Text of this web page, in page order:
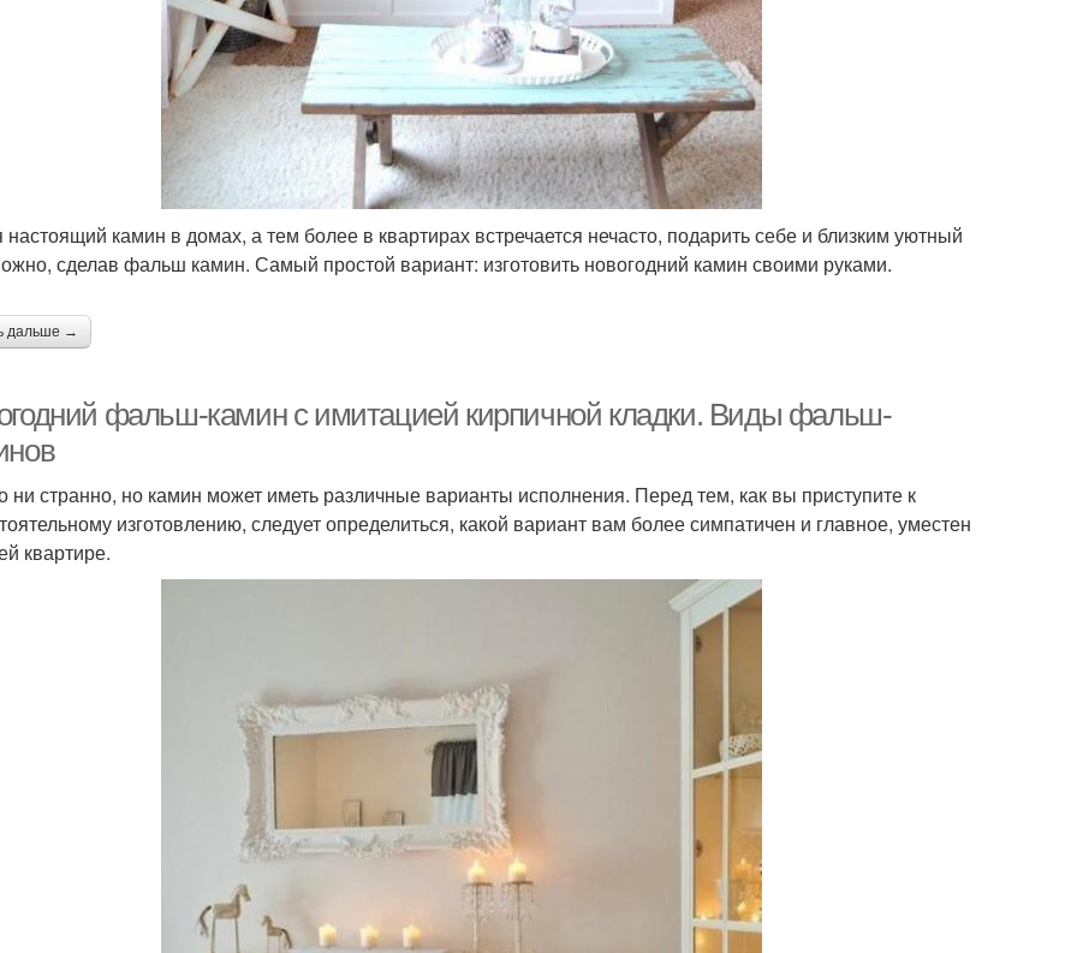
настоящий камин в домах, а тем более в квартирах встречается нечасто, подарить себе и близким уютный
сделав фальш камин. Самый простой вариант: изготовить новогодний камин своими руками.
дальше →
фальш-камин с имитацией кирпичной кладки. Виды фальш-
ни странно, но камин может иметь различные варианты исполнения. Перед тем, как вы приступите к
изготовлению, следует определиться, какой вариант вам более симпатичен и главное, уместен
квартире.